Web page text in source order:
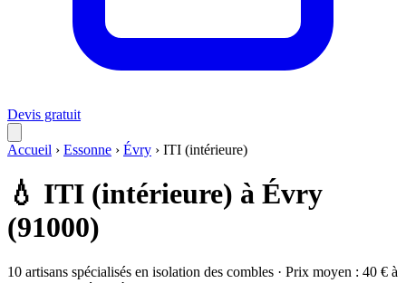
Devis gratuit
Accueil › Essonne › Évry › ITI (intérieure)
💧 ITI (intérieure) à Évry
(91000)
10 artisans spécialisés en isolation des combles · Prix moyen : 40 € à